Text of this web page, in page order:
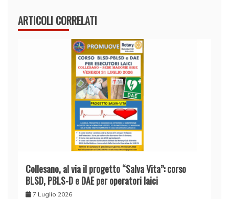
ARTICOLI CORRELATI
Collesano, al via il progetto “Salva Vita”: corso
BLSD, PBLS-D e DAE per operatori laici
7 Luglio 2026